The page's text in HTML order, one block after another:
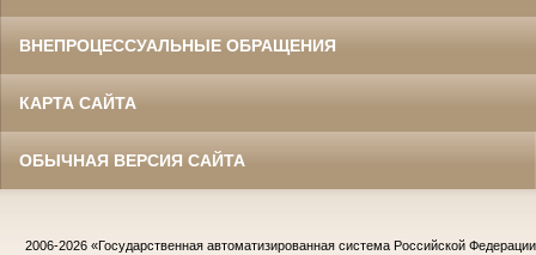
ВНЕПРОЦЕССУАЛЬНЫЕ ОБРАЩЕНИЯ
КАРТА САЙТА
ОБЫЧНАЯ ВЕРСИЯ САЙТА
2006-2026 «Государственная автоматизированная система Российской